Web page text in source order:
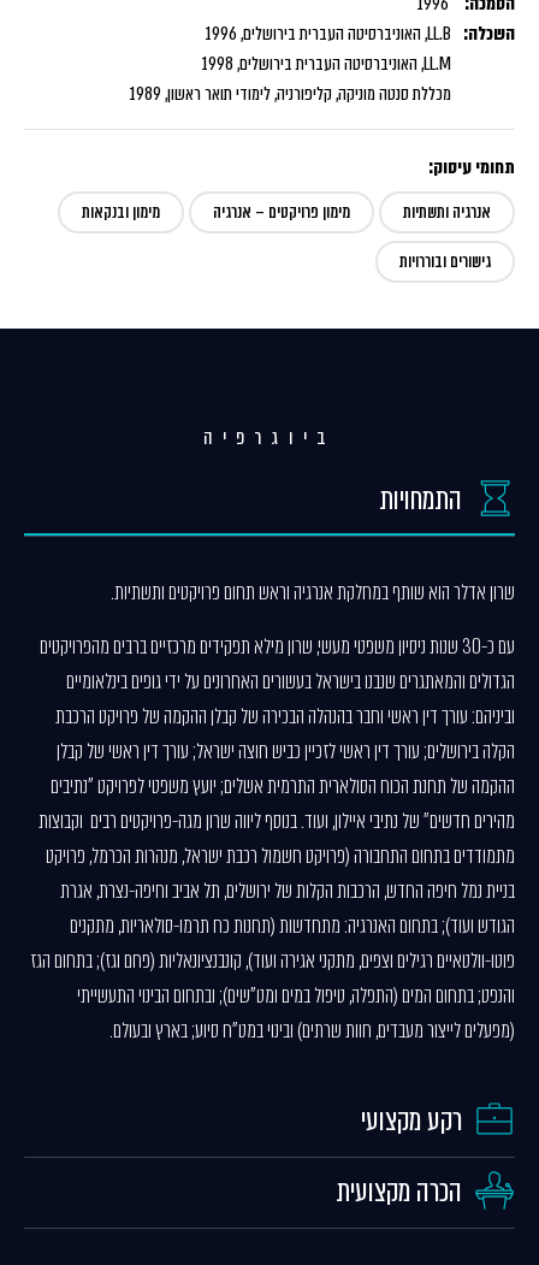
השכלה: LL.B, האוניברסיטה העברית בירושלים, 1996
LL.M, האוניברסיטה העברית בירושלים, 1998
מכללת סנטה מוניקה, קליפורניה, לימודי תואר ראשון, 1989
תחומי עיסוק:
אנרגיה ותשתיות מימון פרויקטים – אנרגיה מימון ובנקאות
גישורים ובוררויות
ביוגרפיה
התמחויות
שרון אדלר הוא שותף במחלקת אנרגיה וראש תחום פרויקטים ותשתיות.
עם כ-30 שנות ניסיון משפטי מעשי, שרון מילא תפקידים מרכזיים ברבים מהפרויקטים
הגדולים והמאתגרים שנבנו בישראל בעשורים האחרונים על ידי גופים בינלאומיים
וביניהם: עורך דין ראשי וחבר בהנהלה הבכירה של קבלן ההקמה של פרויקט הרכבת
הקלה בירושלים; עורך דין ראשי לזכיין כביש חוצה ישראל; עורך דין ראשי של קבלן
ההקמה של תחנת הכוח הסולארית התרמית אשלים; יועץ משפטי לפרויקט "נתיבים
מהירים חדשים" של נתיבי איילון, ועוד. בנוסף ליווה שרון מגה-פרויקטים רבים וקבוצות
מתמודדים בתחום התחבורה (פרויקט חשמול רכבת ישראל, מנהרות הכרמל, פרויקט
בניית נמל חיפה החדש, הרכבות הקלות של ירושלים, תל אביב וחיפה-נצרת, אגרת
הגודש ועוד); בתחום האנרגיה: מתחדשות (תחנות כח תרמו-סולאריות, מתקנים
פוטו-וולטאיים רגילים וצפים, מתקני אגירה ועוד), קונבנציונאליות (פחם וגז); בתחום הגז
והנפט; בתחום המים (התפלה, טיפול במים ומט"שים); ובתחום הבינוי התעשייתי
(מפעלים לייצור מעבדים, חוות שרתים) ובינוי במט"ח סיוע; בארץ ובעולם.
רקע מקצועי
הכרה מקצועית